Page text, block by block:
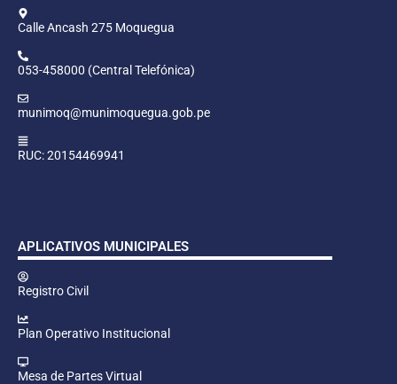
Calle Ancash 275 Moquegua
053-458000 (Central Telefónica)
munimoq@munimoquegua.gob.pe
RUC: 20154469941
APLICATIVOS MUNICIPALES
Registro Civil
Plan Operativo Institucional
Mesa de Partes Virtual